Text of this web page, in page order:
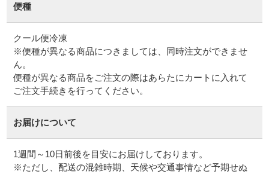
便種
クール便冷凍
※便種が異なる商品につきましては、同時注文ができませ
ん。
便種が異なる商品をご注文の際はあらたにカートに入れて
ご注文手続きを行ってください。
お届けについて
1週間～10日前後を目安にお届けしております。
※ただし、配送の混雑時期、天候や交通事情など予期せぬ